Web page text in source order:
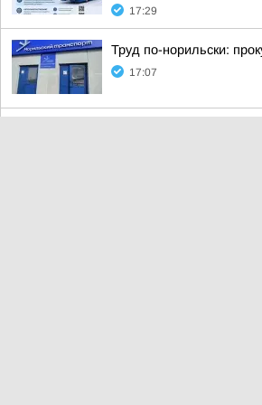
17:29
Труд по-норильски:
17:07